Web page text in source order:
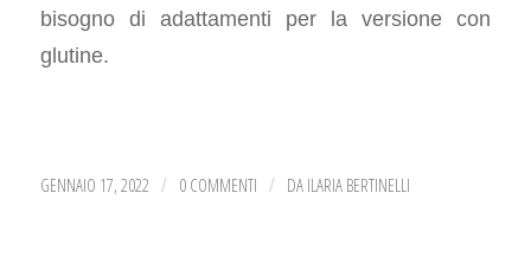
bisogno di adattamenti per la versione con
glutine.
GENNAIO 17, 2022 / 0 COMMENTI / DA ILARIA BERTINELLI